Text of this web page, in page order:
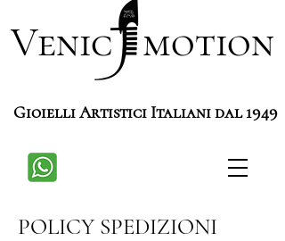
Venic motion
Gioielli Artistici Italiani dal 1949
POLICY SPEDIZIONI